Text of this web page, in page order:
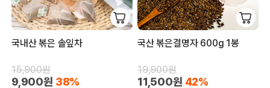
국내산 볶은 솔잎차
15,900원
9,900원 38%
국산 볶은결명자 600g 1봉
19,900원
11,500원 42%